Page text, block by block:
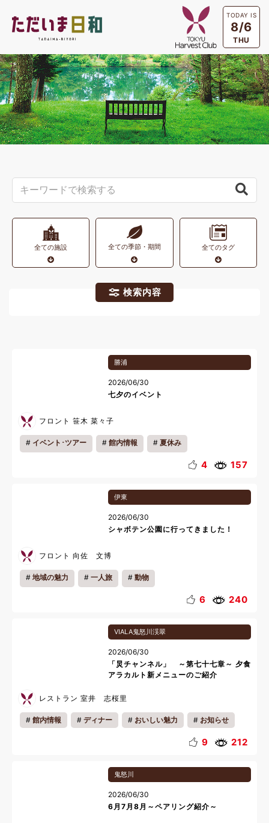
TODAY IS
8/6
THU
全ての施設 全ての季節・期間 全てのタグ
検索内容
勝浦
2026/06/30
七夕のイベント
フロント 笹木 菜々子
イベント･ツアー 館内情報 夏休み
4 157
伊東
2026/06/30
シャボテン公園に行ってきました！
フロント 向佐 文博
地域の魅力 一人旅 動物
6 240
VIALA鬼怒川渓翠
2026/06/30
「炅チャンネル」 ～第七十七章～ 夕食
アラカルト新メニューのご紹介
レストラン 室井 志桜里
館内情報 ディナー おいしい魅力 お知らせ
9 212
鬼怒川
2026/06/30
6月7月8月～ペアリング紹介～